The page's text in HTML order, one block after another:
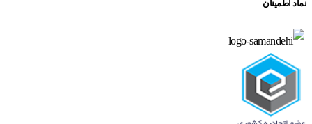
نماد اطمینان